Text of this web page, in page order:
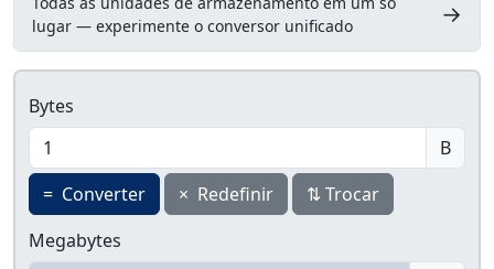
lugar — experimente o conversor unificado
→
Bytes
B
= Converter × Redefinir ⇅ Trocar
Megabytes